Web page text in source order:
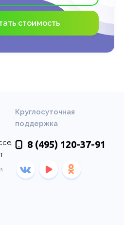
стоимость
Круглосуточная
поддержка
8 (495) 120-37-91